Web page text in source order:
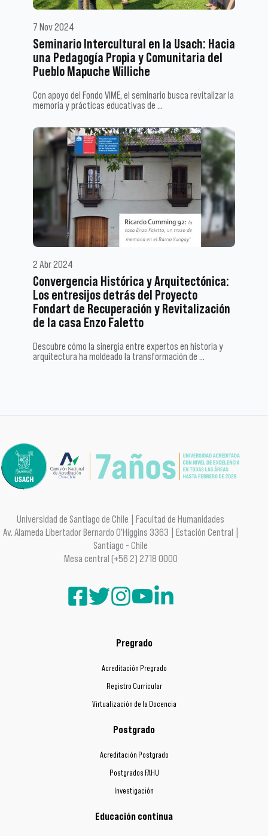
7 Nov 2024
Seminario Intercultural en la Usach: Hacia
una Pedagogía Propia y Comunitaria del
Pueblo Mapuche Williche
Con apoyo del Fondo VIME, el seminario busca revitalizar la
memoria y prácticas educativas de …
2 Abr 2024
Convergencia Histórica y Arquitectónica:
Los entresijos detrás del Proyecto
Fondart de Recuperación y Revitalización
de la casa Enzo Faletto
Descubre cómo la sinergia entre expertos en historia y
arquitectura ha moldeado la transformación de …
Universidad de Santiago de Chile | Facultad de Humanidades
Av. Alameda Libertador Bernardo O'Higgins 3363 | Estación Central |
Santiago - Chile
Mesa central (+56 2) 2718 0000
Pregrado
Acreditación Pregrado
Registro Curricular
Virtualización de la Docencia
Postgrado
Acreditación Postgrado
Postgrados FAHU
Investigación
Educación continua